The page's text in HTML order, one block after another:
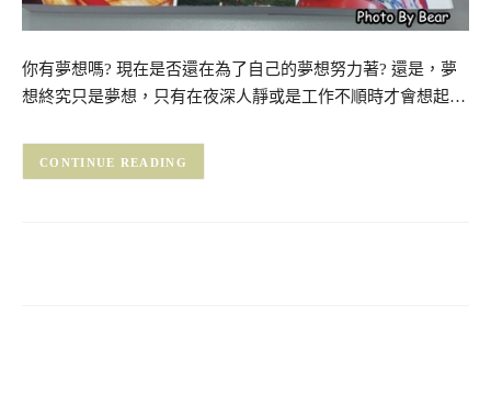
你有夢想嗎? 現在是否還在為了自己的夢想努力著? 還是，夢
想終究只是夢想，只有在夜深人靜或是工作不順時才會想起…
CONTINUE READING